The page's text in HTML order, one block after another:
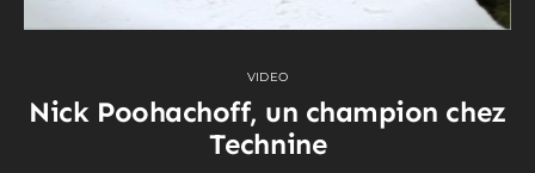
VIDEO
Nick Poohachoff, un champion chez
Technine